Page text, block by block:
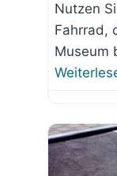
Nutzen
Fahrrad,
Museum